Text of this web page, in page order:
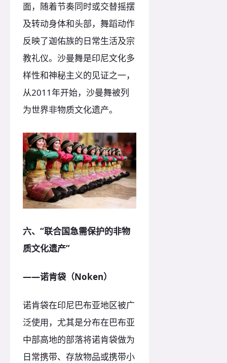
面，随着节奏同时或交替摇摆
及转动身体和头部，舞蹈动作
反映了迦佑族的日常生活及宗
教礼仪。沙曼舞是印尼文化多
样性和神秘主义的见证之一，
从2011年开始，沙曼舞被列
为世界非物质文化遗产。
六、“联合国急需保护的非物
质文化遗产”
——诺肯袋（Noken）
诺肯袋在印尼巴布亚地区被广
泛使用，尤其是分布在巴布亚
中部高地的部落将诺肯袋做为
日常携带、存放物品或携带小